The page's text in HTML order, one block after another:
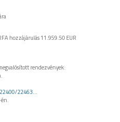
hozzájárulás 11.959.50 EUR
rendezvények:
22463...